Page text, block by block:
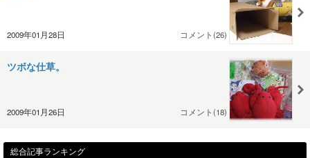
2009年01月28日 コメント(26)
ツボな仕草。
2009年01月26日 コメント(18)
総合記事ランキング